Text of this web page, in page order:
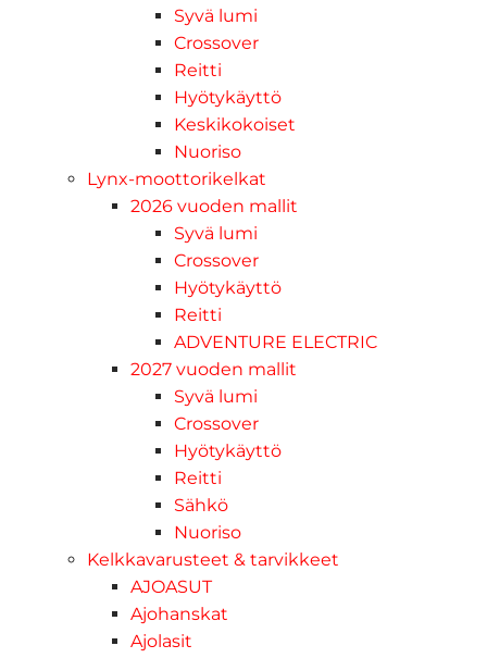
Syvä lumi
Crossover
Reitti
Hyötykäyttö
Keskikokoiset
Nuoriso
Lynx-moottorikelkat
2026 vuoden mallit
Syvä lumi
Crossover
Hyötykäyttö
Reitti
ADVENTURE ELECTRIC
2027 vuoden mallit
Syvä lumi
Crossover
Hyötykäyttö
Reitti
Sähkö
Nuoriso
Kelkkavarusteet & tarvikkeet
AJOASUT
Ajohanskat
Ajolasit